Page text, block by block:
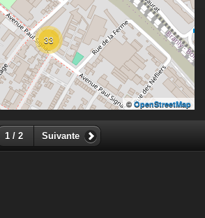
33
©OpenStreetMap
1 / 2 Suivante